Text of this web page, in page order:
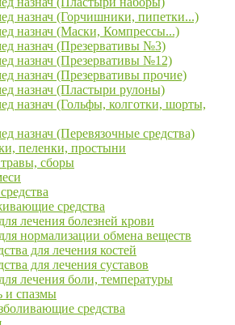
назнач (Горчишники, пипетки...)
назнач (Маски, Компрессы...)
назнач (Презервативы №3)
назнач (Презервативы №12)
назнач (Презервативы прочие)
назнач (Пластыри рулоны)
назнач (Гольфы, колготки, шорты,
назнач (Перевязочные средства)
пеленки, простыни
сборы
средства
лечения болезней крови
нормализации обмена веществ
для лечения костей
для лечения суставов
лечения боли, температуры
и спазмы
средства